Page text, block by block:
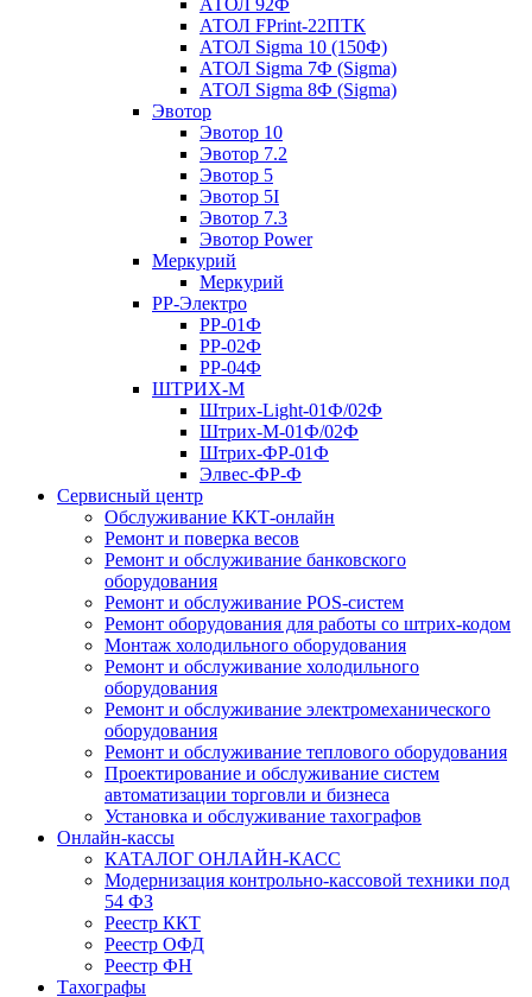
АТОЛ 92Ф
АТОЛ FPrint-22ПТК
АТОЛ Sigma 10 (150Ф)
АТОЛ Sigma 7Ф (Sigma)
АТОЛ Sigma 8Ф (Sigma)
Эвотор
Эвотор 10
Эвотор 7.2
Эвотор 5
Эвотор 5I
Эвотор 7.3
Эвотор Power
Меркурий
Меркурий
РР-Электро
РР-01Ф
РР-02Ф
РР-04Ф
ШТРИХ-М
Штрих-Light-01Ф/02Ф
Штрих-М-01Ф/02Ф
Штрих-ФР-01Ф
Элвес-ФР-Ф
Сервисный центр
Обслуживание ККТ-онлайн
Ремонт и поверка весов
Ремонт и обслуживание банковского
оборудования
Ремонт и обслуживание POS-систем
Ремонт оборудования для работы со штрих-кодом
Монтаж холодильного оборудования
Ремонт и обслуживание холодильного
оборудования
Ремонт и обслуживание электромеханического
оборудования
Ремонт и обслуживание теплового оборудования
Проектирование и обслуживание систем
автоматизации торговли и бизнеса
Установка и обслуживание тахографов
Онлайн-кассы
КАТАЛОГ ОНЛАЙН-КАСС
Модернизация контрольно-кассовой техники под
54 ФЗ
Реестр ККТ
Реестр ОФД
Реестр ФН
Тахографы